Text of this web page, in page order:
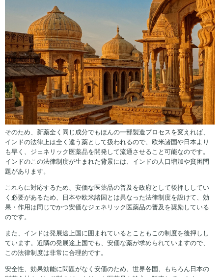
そのため、新薬全く同じ成分でもほんの一部製造プロセスを変えれば、
インドの法律上は全く違う薬として扱われるので、欧米諸国や日本より
も早く、ジェネリック医薬品を開発して流通させること可能なのです。
インドのこの法律制度が生まれた背景には、インドの人口増加や貧困問
題があります。
これらに対応するため、安価な医薬品の普及を政府として後押ししてい
く必要があるため、日本や欧米諸国とは異なった法律制度を設けて、効
果・作用は同じでかつ安価なジェネリック医薬品の普及を奨励している
のです。
また、インドは発展途上国に囲まれているとこともこの制度を後押しし
ています。近隣の発展途上国でも、安価な薬が求められていますので、
この法律制度は非常に合理的です。
安全性、効果効能に問題がなく安価のため、世界各国、もちろん日本の